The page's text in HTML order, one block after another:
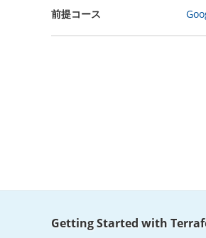
前提コース
Getting Started with